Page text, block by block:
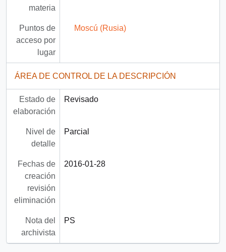
materia
Puntos de
acceso por
lugar
Moscú (Rusia)
ÁREA DE CONTROL DE LA DESCRIPCIÓN
Estado de
elaboración
Revisado
Nivel de
detalle
Parcial
Fechas de
creación
revisión
eliminación
2016-01-28
Nota del
archivista
PS